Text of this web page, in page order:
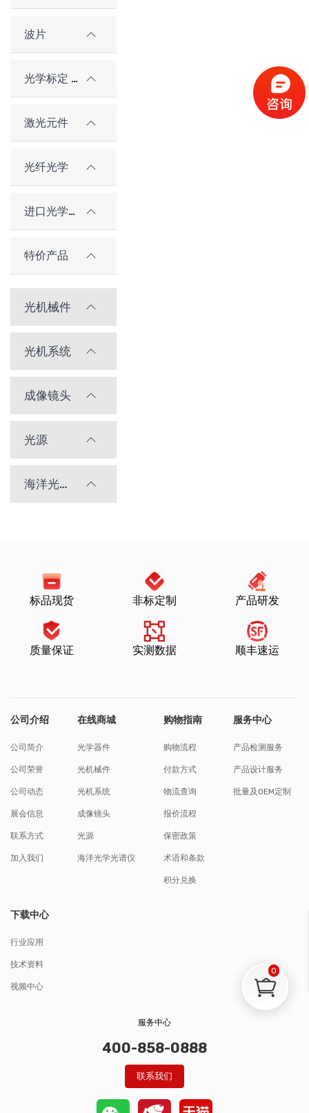
波片
光学标定 / 对准元件
激光元件
光纤光学
进口光学元件
特价产品
光机械件
光机系统
成像镜头
光源
海洋光学光谱仪
标品现货 非标定制 产品研发
质量保证 实测数据 顺丰速运
公司介绍
公司简介
公司荣誉
公司动态
展会信息
联系方式
加入我们
在线商城
光学器件
光机械件
光机系统
成像镜头
光源
海洋光学光谱仪
购物指南
购物流程
付款方式
物流查询
报价流程
保密政策
术语和条款
积分兑换
服务中心
产品检测服务
产品设计服务
批量及OEM定制
下载中心
行业应用
技术资料
视频中心
服务中心
400-858-0888
联系我们
0